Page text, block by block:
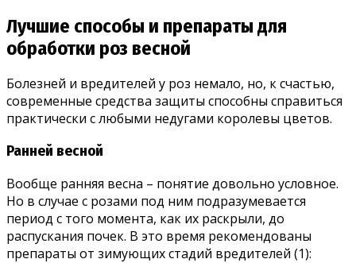
Лучшие способы и препараты для
обработки роз весной
Болезней и вредителей у роз немало, но, к счастью,
современные средства защиты способны справиться
практически с любыми недугами королевы цветов.
Ранней весной
Вообще ранняя весна – понятие довольно условное.
Но в случае с розами под ним подразумевается
период с того момента, как их раскрыли, до
распускания почек. В это время рекомендованы
препараты от зимующих стадий вредителей (1):